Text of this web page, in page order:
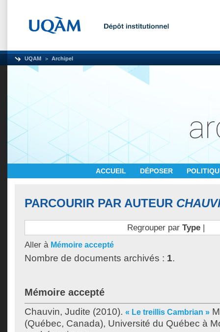
UQAM Archipel
ACCUEIL DÉPOSER
PARCOURIR PAR AUTEUR
Regrouper par Type|
Aller à Mémoire accepté
Nombre de documents archivés : 1.
Mémoire accepté
Chauvin, Judite (2010). « Le treillis Cambrian »
(Québec, Canada), Université du Québec à